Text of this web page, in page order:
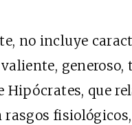
no incluye
generoso,
Hipócrates, que
rasgos